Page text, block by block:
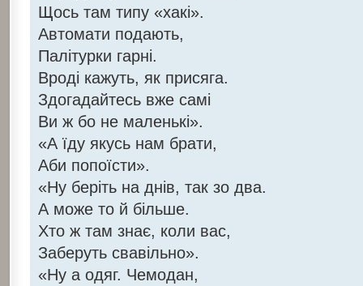
Щось там типу «хакі».
Автомати подають,
Палітурки гарні.
Вроді кажуть, як присяга.
Здогадайтесь вже самі
Ви ж бо не маленькі».
«А їду якусь нам брати,
Аби попоїсти».
«Ну беріть на днів, так зо два.
А може то й більше.
Хто ж там знає, коли вас,
Заберуть свавільно».
«Ну а одяг. Чемодан,